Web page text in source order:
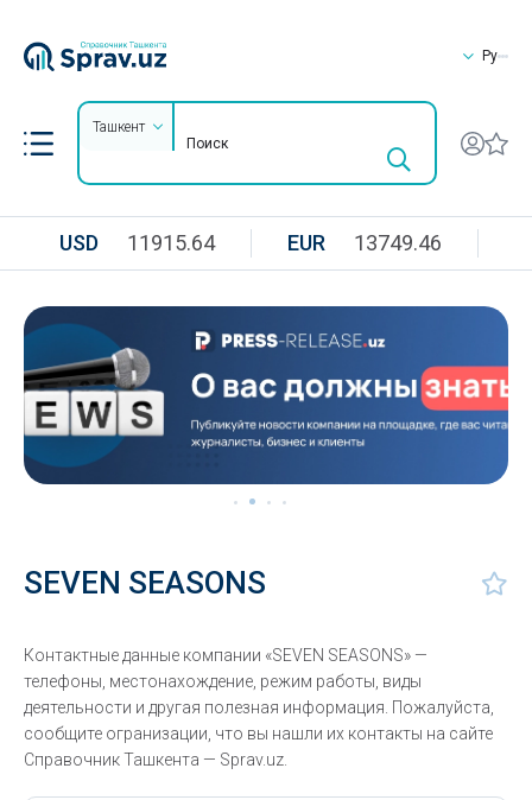
Ру
Ташкент
USD 11915.64 EUR 13749.46
SEVEN SEASONS
Контактные данные компании «SEVEN SEASONS» —
телефоны, местонахождение, режим работы, виды
деятельности и другая полезная информация. Пожалуйста,
сообщите огранизации, что вы нашли их контакты на сайте
Справочник Ташкента — Sprav.uz.